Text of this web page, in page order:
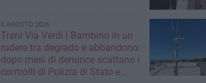
5 AGOSTO 2026
Trani Via Verdi | Bambino in un
rudere tra degrado e abbandono:
dopo mesi di denunce scattano i
controlli di Polizia di Stato e